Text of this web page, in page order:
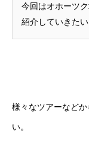
今回はオホーツ
紹介していきた
様々なツアーなど
い。